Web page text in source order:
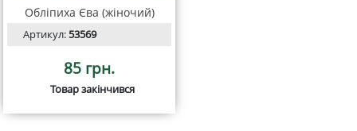
Обліпиха Єва (жіночий)
Артикул:53569
85 грн.
Товар закінчився